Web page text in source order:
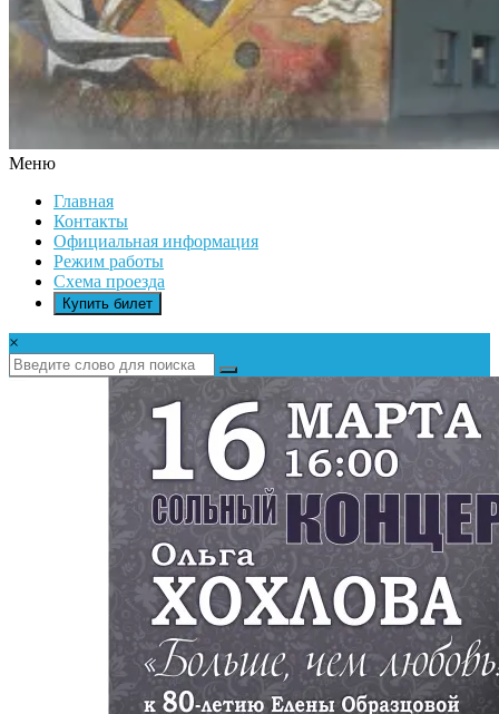
ИКАР
Меню
Главная
Контакты
Официальная информация
Режим работы
Схема проезда
Купить билет
×